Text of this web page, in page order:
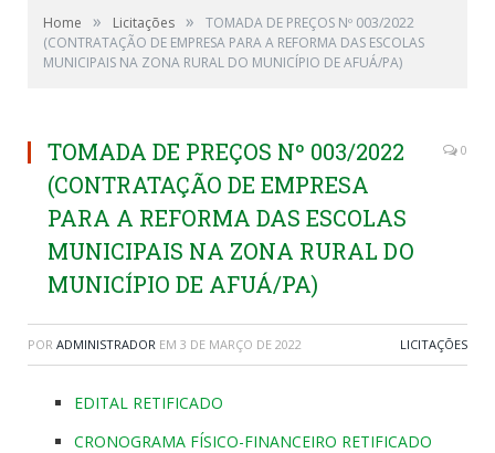
Home » Licitações »
TOMADA DE PREÇOS Nº 003/2022
(CONTRATAÇÃO DE EMPRESA PARA A REFORMA DAS ESCOLAS
MUNICIPAIS NA ZONA RURAL DO MUNICÍPIO DE AFUÁ/PA)
TOMADA DE PREÇOS Nº 003/2022
(CONTRATAÇÃO DE EMPRESA
PARA A REFORMA DAS ESCOLAS
MUNICIPAIS NA ZONA RURAL DO
MUNICÍPIO DE AFUÁ/PA)
0
POR ADMINISTRADOR EM 3 DE MARÇO DE 2022 LICITAÇÕES
EDITAL RETIFICADO
CRONOGRAMA FÍSICO-FINANCEIRO RETIFICADO